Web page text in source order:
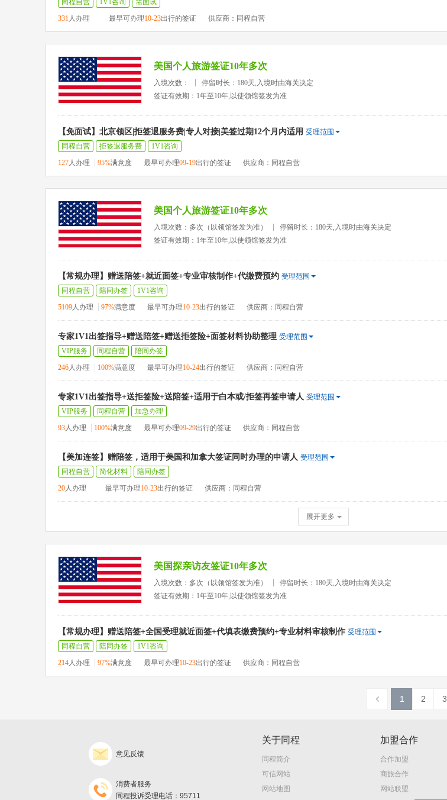
同程自营
1V1咨询
需面试
331人办理 最早可办理10-23出行的签证 供应商：同程自营
美国个人旅游签证10年多次
入境次数：
停留时长：180天,入境时由海关决定
签证有效期：1年至10年,以使领馆签发为准
【免面试】北京领区|拒签退服务费|专人对接|美签过期12个月内适用 受理范围
同程自营
拒签退服务费
1V1咨询
127人办理 95%满意度 最早可办理09-19出行的签证 供应商：同程自营
美国个人旅游签证10年多次
入境次数：多次（以领馆签发为准）
停留时长：180天,入境时由海关决定
签证有效期：1年至10年,以使领馆签发为准
【常规办理】赠送陪签+就近面签+专业审核制作+代缴费预约 受理范围
同程自营
陪同办签
1V1咨询
5109人办理 97%满意度 最早可办理10-23出行的签证 供应商：同程自营
专家1V1出签指导+赠送陪签+赠送拒签险+面签材料协助整理 受理范围
VIP服务
同程自营
陪同办签
246人办理 100%满意度 最早可办理10-24出行的签证 供应商：同程自营
专家1V1出签指导+送拒签险+送陪签+适用于白本或/拒签再签申请人 受理范围
VIP服务
同程自营
加急办理
93人办理 100%满意度 最早可办理09-29出行的签证 供应商：同程自营
【美加连签】赠陪签，适用于美国和加拿大签证同时办理的申请人 受理范围
同程自营
简化材料
陪同办签
20人办理 最早可办理10-23出行的签证 供应商：同程自营
展开更多
美国探亲访友签证10年多次
入境次数：多次（以领馆签发为准）
停留时长：180天,入境时由海关决定
签证有效期：1年至10年,以使领馆签发为准
【常规办理】赠送陪签+全国受理就近面签+代填表缴费预约+专业材料审核制作 受理范围
同程自营
陪同办签
1V1咨询
214人办理 97%满意度 最早可办理10-23出行的签证 供应商：同程自营
1 2 3
意见反馈
消费者服务
同程投诉受理电话：95711
关于同程
同程简介
可信网站
网站地图
加盟合作
合作加盟
商旅合作
网站联盟